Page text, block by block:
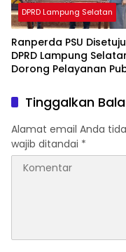
DPRD Lampung Selatan
Ranperda PSU
DPRD Lampung
Dorong Pelayanan
Berkelanjutan
Tinggalkan
Alamat email Anda
wajib ditandai *